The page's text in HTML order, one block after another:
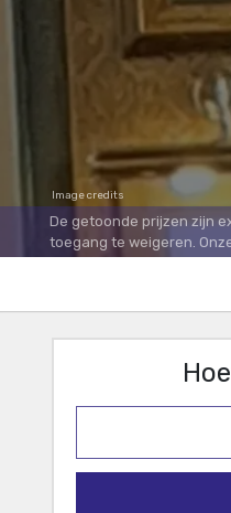
Image credits
De getoonde prijzen zijn
toegang te weigeren.